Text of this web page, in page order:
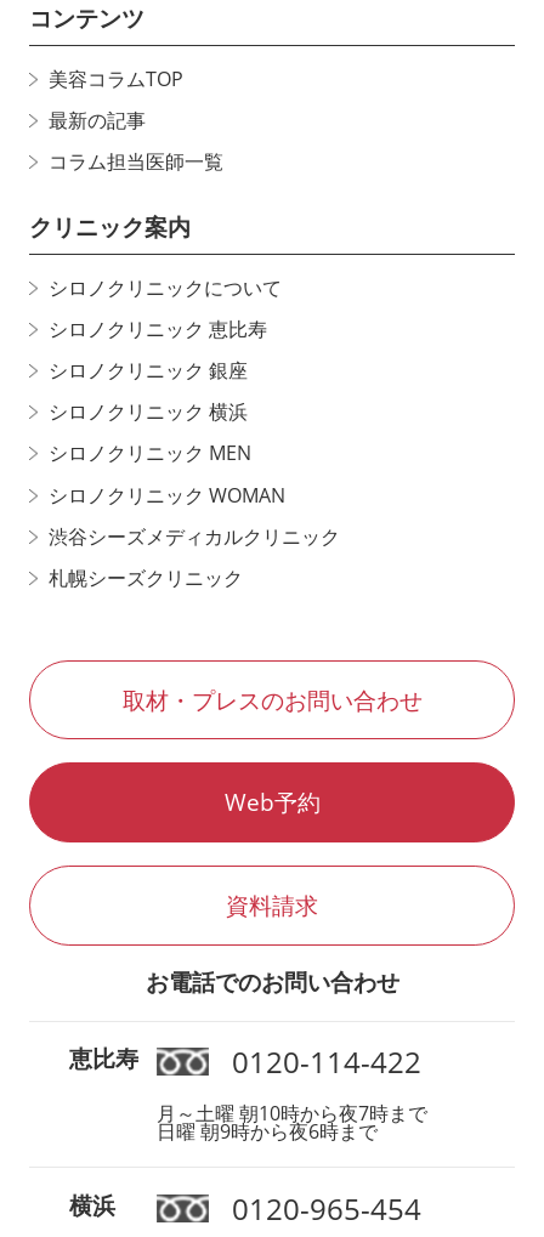
コンテンツ
美容コラムTOP
最新の記事
コラム担当医師一覧
クリニック案内
シロノクリニックについて
シロノクリニック 恵比寿
シロノクリニック 銀座
シロノクリニック 横浜
シロノクリニック MEN
シロノクリニック WOMAN
渋谷シーズメディカルクリニック
札幌シーズクリニック
取材・プレスのお問い合わせ
Web予約
資料請求
お電話でのお問い合わせ
恵比寿 0120-114-422
月～土曜 朝10時から夜7時まで
日曜 朝9時から夜6時まで
横浜 0120-965-454